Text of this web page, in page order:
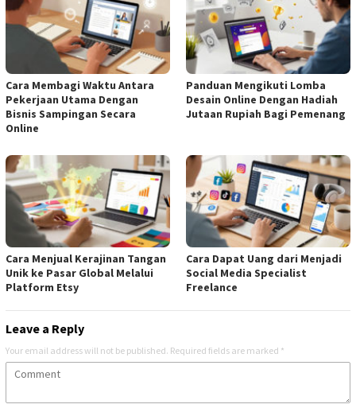
Cara Membagi Waktu Antara
Pekerjaan Utama Dengan
Bisnis Sampingan Secara
Online
Panduan Mengikuti Lomba
Desain Online Dengan Hadiah
Jutaan Rupiah Bagi Pemenang
Cara Menjual Kerajinan Tangan
Unik ke Pasar Global Melalui
Platform Etsy
Cara Dapat Uang dari Menjadi
Social Media Specialist
Freelance
Leave a Reply
Your email address will not be published. Required fields are marked *